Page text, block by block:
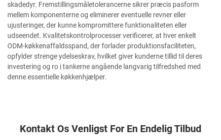
skadedyr. Fremstillingsmåletolerancerne sikrer præcis pasform
mellem komponenterne og eliminerer eventuelle revner eller
ujusteringer, der kunne kompromittere funktionaliteten eller
udseendet. Kvalitetskontrolprocesser verificerer, at hver enkelt
ODM-køkkenaffaldsspand, der forlader produktionsfaciliteten,
opfylder strenge ydelseskrav, hvilket giver kunderne tillid til deres
investering og ro i tankerne angående langvarig tilfredshed med
denne essentielle køkkenhjælper.
Kontakt Os Venligst For En Endelig Tilbud